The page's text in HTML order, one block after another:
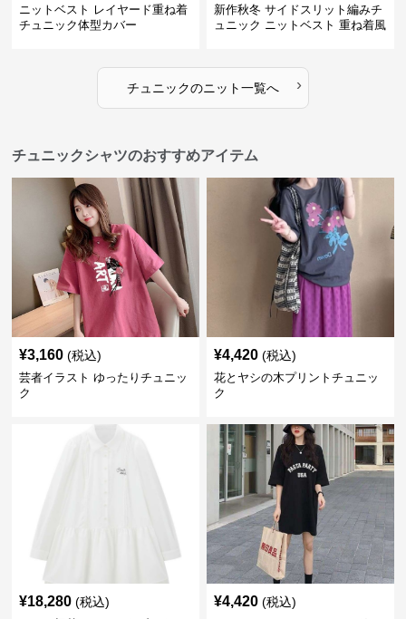
ニットベスト レイヤード重ね着
チュニック体型カバー
新作秋冬 サイドスリット編みチ
ュニック ニットベスト 重ね着風
チュニックのニット一覧へ ›
チュニックシャツのおすすめアイテム
¥3,160 (税込)
芸者イラスト ゆったりチュニッ
ク
¥4,420 (税込)
花とヤシの木プリントチュニッ
ク
¥18,280 (税込) ¥4,420 (税込)